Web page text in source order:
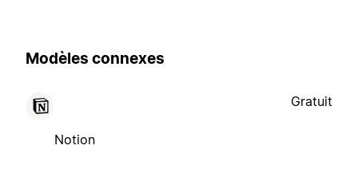
Modèles connexes
Notion
Gratuit